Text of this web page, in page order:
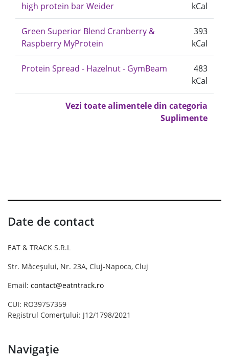
high protein bar Weider
kCal
Green Superior Blend Cranberry &
Raspberry MyProtein
393
kCal
Protein Spread - Hazelnut - GymBeam
483
kCal
Vezi toate alimentele din categoria
Suplimente
Date de contact
EAT & TRACK S.R.L
Str. Măceșului, Nr. 23A, Cluj-Napoca, Cluj
Email: contact@eatntrack.ro
CUI: RO39757359
Registrul Comerțului: J12/1798/2021
Navigație